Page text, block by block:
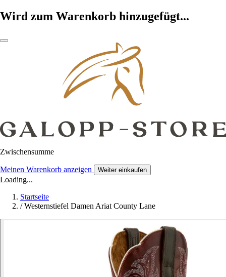
Wird zum Warenkorb hinzugefügt...
Zwischensumme
Meinen Warenkorb anzeigen Weiter einkaufen
Loading...
Startseite
/ Westernstiefel Damen Ariat County Lane